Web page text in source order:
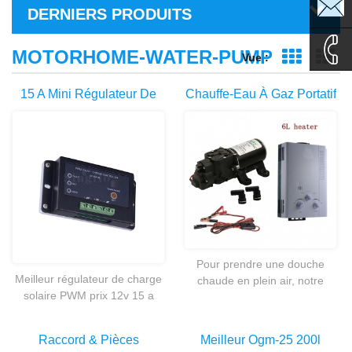
DERNIERS PRODUITS
MOTORHOME-WATER-PUMP
Vue :
15 A Mini Régulateur De
YM2440-30
Meilleur régulateur de charge
solaire PWM prix 12v 15 a
Chauffe-Eau À Gaz Portatif
Amorçant Avec Pompe À
Eau Pour Camping Et
Caravanes 4WD
Pour prendre une douche
chaude en plein air, notre
servir pour les caravanes, les
Raccord & Pièces
Meilleur Ogm-25 200l
0086-